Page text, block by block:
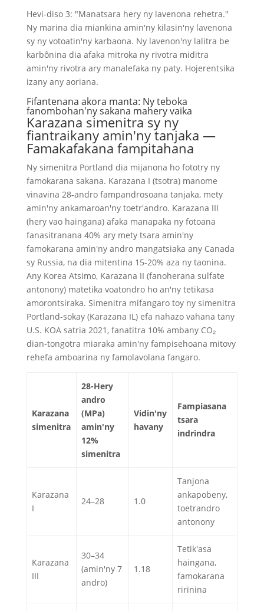
Hevi-diso 3: "Manatsara hery ny lavenona rehetra."
Ny marina dia miankina amin'ny kilasin'ny lavenona
sy ny votoatin'ny karbaona. Ny lavenon'ny lalitra be
karbônina dia afaka mitroka ny rivotra miditra
amin'ny rivotra ary manalefaka ny paty. Hojerentsika
izany any aoriana.
Fifantenana akora manta: Ny teboka
fanombohan'ny sakana mahery vaika
Karazana simenitra sy ny
fiantraikany amin'ny tanjaka —
Famakafakana fampitahana
Ny simenitra Portland dia mijanona ho fototry ny
famokarana sakana. Karazana I (tsotra) manome
vinavina 28-andro fampandrosoana tanjaka, mety
amin'ny ankamaroan'ny toetr'andro. Karazana III
(hery vao haingana) afaka manapaka ny fotoana
fanasitranana 40% ary mety tsara amin'ny
famokarana amin'ny andro mangatsiaka any Canada
sy Russia, na dia mitentina 15-20% aza ny taonina.
Any Korea Atsimo, Karazana II (fanoherana sulfate
antonony) matetika voatondro ho an'ny tetikasa
amorontsiraka. Simenitra mifangaro toy ny simenitra
Portland-sokay (Karazana IL) efa nahazo vahana tany
U.S. KOA satria 2021, fanatitra 10% ambany CO₂
dian-tongotra miaraka amin'ny fampisehoana mitovy
rehefa amboarina ny famolavolana fangaro.
Karazana
simenitra
28-Hery
andro
(MPa)
amin'ny
12%
simenitra
Vidin'ny
havany
Fampiasana
tsara
indrindra
Karazana
I
24–28 1.0
Tanjona
ankapobeny,
toetrandro
antonony
Karazana
III
30–34
(amin'ny 7
andro)
1.18
Tetik'asa
haingana,
famokarana
ririnina